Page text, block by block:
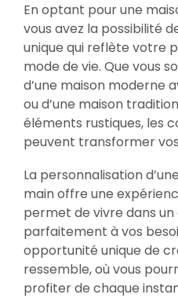
En optant pour une
vous avez la possibilité
unique qui reflète votre
mode de vie. Que vous
d’une maison moderne
ou d’une maison
éléments rustiques, les
peuvent transformer
La personnalisation
main offre une
permet de vivre dans
parfaitement à vos
opportunité unique de
ressemble, où vous
profiter de chaque